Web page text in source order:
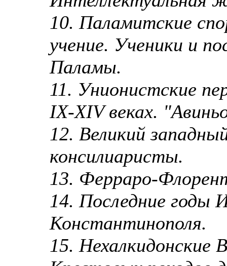
10. Паламитские
учение. Ученики и
Паламы.
11. Унионистские
IX-XIV веках.
12. Великий
консилиаристы.
13. Ферраро-
14. Последние годы
Константинополя.
15. Нехалкидонские